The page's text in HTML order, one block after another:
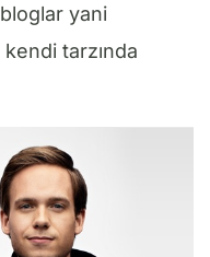
yani
tarzında